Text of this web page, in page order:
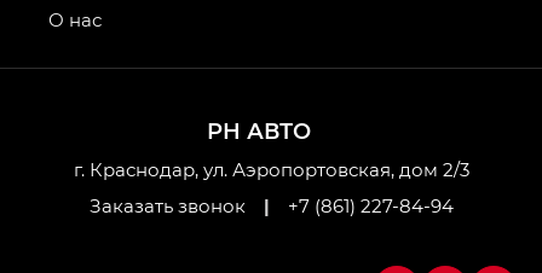
привод — GB AWD, Джи Эль Полный привод —
Джи Икс ПРЕМИУМ — GX PREMIUM, ЛАУНЖ —
LOUNGE
Empow — Эмпау (Empow) в комплектации
РН АВТО
г. Краснодар, ул. Аэропортовская, дом 2/3
Заказать звонок
| +7 (861) 227-84-94
О нас